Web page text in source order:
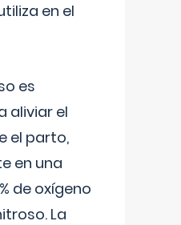
en el
es
aliviar el
el parto,
en una
de oxígeno
La